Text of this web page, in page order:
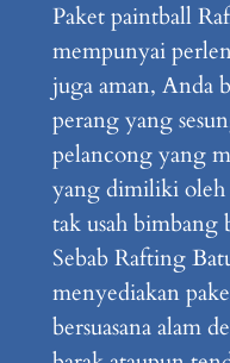
Paket paintball
mempunyai
juga aman, Anda
perang yang
pelancong yang
yang dimiliki oleh
tak usah bimbang
Sebab Rafting
menyediakan
bersuasana alam